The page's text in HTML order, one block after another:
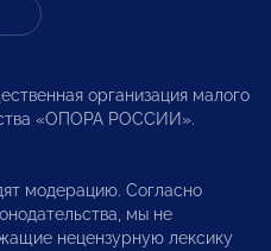
организация малого
«ОПОРА РОССИИ».
модерацию. Согласно
мы не
нецензурную лексику